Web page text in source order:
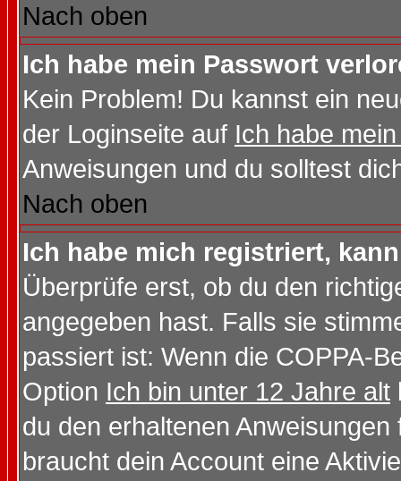
Nach oben
Ich habe mein Passwort
Kein Problem! Du kannst ein
der Loginseite auf Ich habe
Anweisungen und du solltest
Nach oben
Ich habe mich registriert,
Überprüfe erst, ob du den
angegeben hast. Falls sie
passiert ist: Wenn die COPPA-
Option Ich bin unter 12 Jahre alt
du den erhaltenen
braucht dein Account eine